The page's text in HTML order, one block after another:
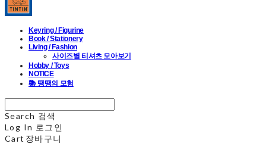
Keyring / Figurine
Book / Stationery
Living / Fashion
사이즈별 티셔츠 모아보기
Hobby / Toys
NOTICE
📚 땡땡의 모험
Search 검색
Log In 로그인
Cart 장바구니